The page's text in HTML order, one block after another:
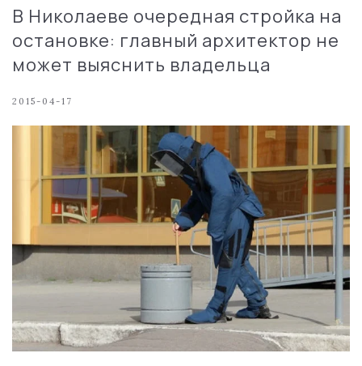
В Николаеве очередная стройка на
остановке: главный архитектор не
может выяснить владельца
2015-04-17